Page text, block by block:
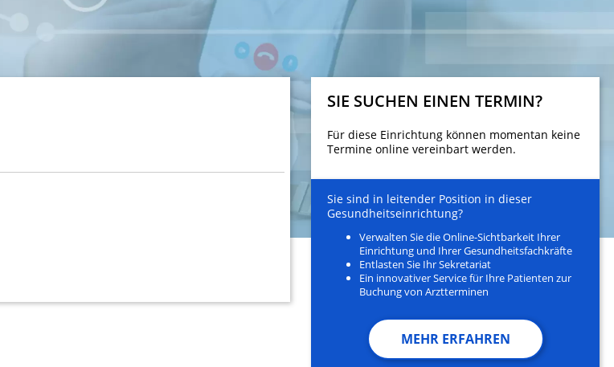
SIE SUCHEN EINEN TERMIN?
Für diese Einrichtung können momentan keine
Termine online vereinbart werden.
Sie sind in leitender Position in dieser
Gesundheitseinrichtung?
Verwalten Sie die Online-Sichtbarkeit Ihrer
Einrichtung und Ihrer Gesundheitsfachkräfte
Entlasten Sie Ihr Sekretariat
Ein innovativer Service für Ihre Patienten zur
Buchung von Arztterminen
MEHR ERFAHREN